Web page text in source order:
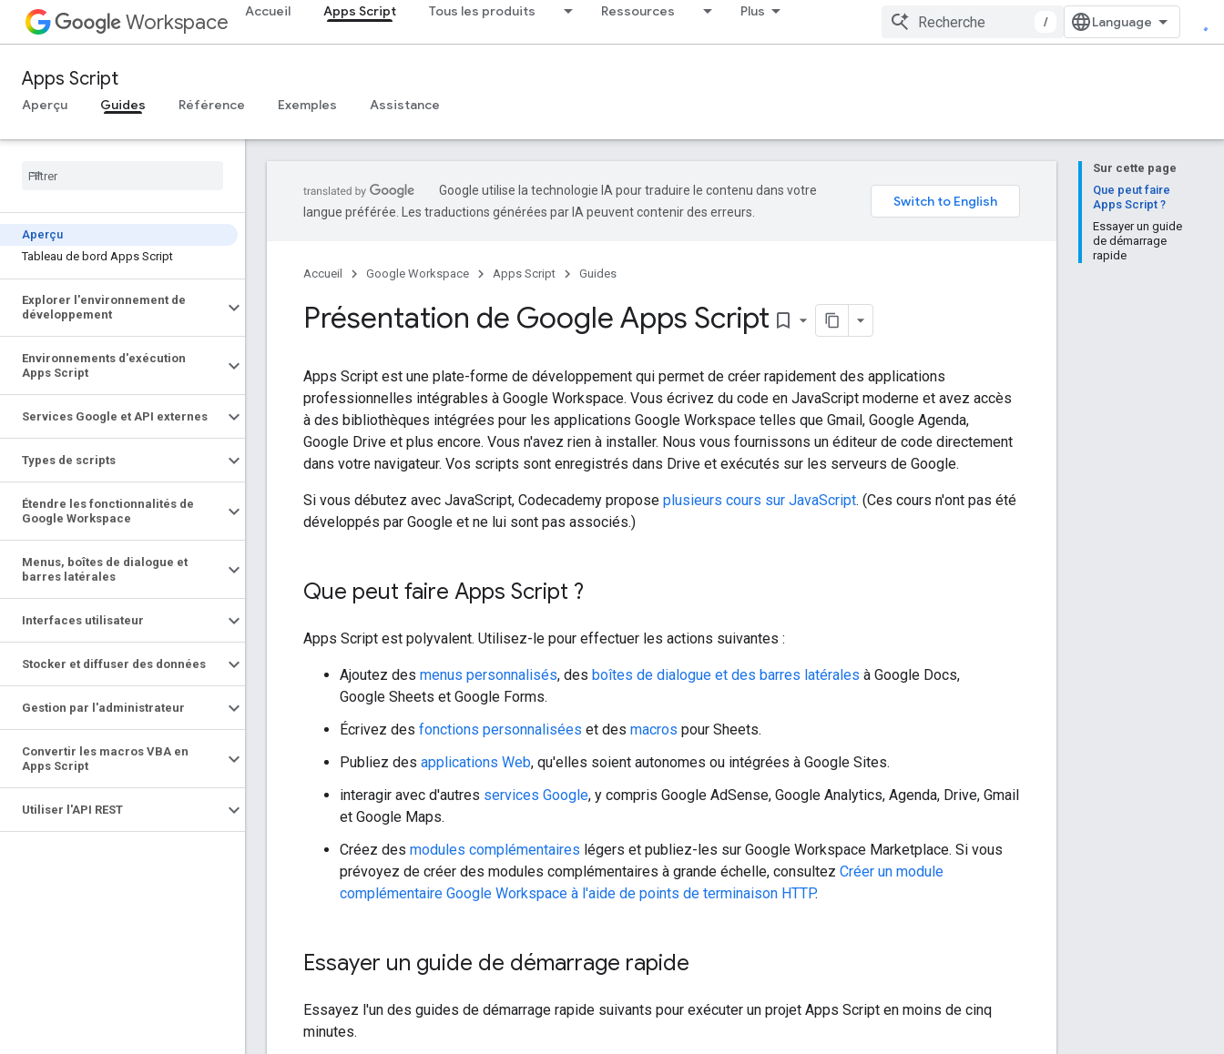
Workspace Accueil Apps Script Tous les produits Ressources Plus
/
Apps Script
Aperçu Guides Référence Exemples Assistance
Aperçu
Tableau de bord Apps Script
Explorer l'environnement de
développement
Environnements d'exécution
Apps Script
Services Google et API externes
Types de scripts
Étendre les fonctionnalités de
Google Workspace
Menus, boîtes de dialogue et
barres latérales
Interfaces utilisateur
Stocker et diffuser des données
Gestion par l'administrateur
Convertir les macros VBA en
Apps Script
Utiliser l'API REST
Sur cette page
Que peut faire
Apps Script ?
Essayer un guide
de démarrage
rapide
Google utilise la technologie IA pour traduire le contenu dans votre
langue préférée. Les traductions générées par IA peuvent contenir des erreurs.
Accueil Google Workspace Apps Script Guides
Présentation de Google Apps Script bookmark_border
Apps Script est une plate-forme de développement qui permet de créer rapidement des applications
professionnelles intégrables à Google Workspace. Vous écrivez du code en JavaScript moderne et avez accès
à des bibliothèques intégrées pour les applications Google Workspace telles que Gmail, Google Agenda,
Google Drive et plus encore. Vous n'avez rien à installer. Nous vous fournissons un éditeur de code directement
dans votre navigateur. Vos scripts sont enregistrés dans Drive et exécutés sur les serveurs de Google.
Si vous débutez avec JavaScript, Codecademy propose plusieurs cours sur JavaScript. (Ces cours n'ont pas été
développés par Google et ne lui sont pas associés.)
Que peut faire Apps Script ?
Apps Script est polyvalent. Utilisez-le pour effectuer les actions suivantes :
Ajoutez des menus personnalisés, des boîtes de dialogue et des barres latérales à Google Docs,
Google Sheets et Google Forms.
Écrivez des fonctions personnalisées et des macros pour Sheets.
Publiez des applications Web, qu'elles soient autonomes ou intégrées à Google Sites.
interagir avec d'autres services Google, y compris Google AdSense, Google Analytics, Agenda, Drive, Gmail
et Google Maps.
Créez des modules complémentaires légers et publiez-les sur Google Workspace Marketplace. Si vous
prévoyez de créer des modules complémentaires à grande échelle, consultez Créer un module
complémentaire Google Workspace à l'aide de points de terminaison HTTP.
Essayer un guide de démarrage rapide
Essayez l'un des guides de démarrage rapide suivants pour exécuter un projet Apps Script en moins de cinq
minutes.